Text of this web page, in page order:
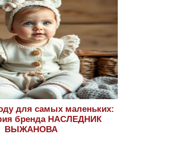
для самых маленьких:
бренда НАСЛЕДНИК
ВЫЖАНОВА